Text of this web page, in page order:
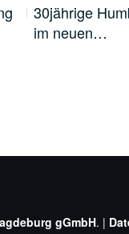
30jährige
im neuen…
gGmbH. |